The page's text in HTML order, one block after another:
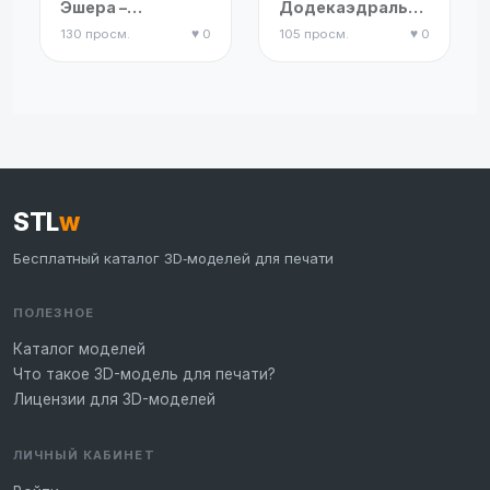
Эшера –
Полисвязь 1
130 просм. ♥ 0
Додекаэдральный
Поликнут 6
105 просм. ♥ 0
STLw
Бесплатный каталог 3D‑моделей для печати
ПОЛЕЗНОЕ
Каталог моделей
Что такое 3D-модель для печати?
Лицензии для 3D-моделей
ЛИЧНЫЙ КАБИНЕТ